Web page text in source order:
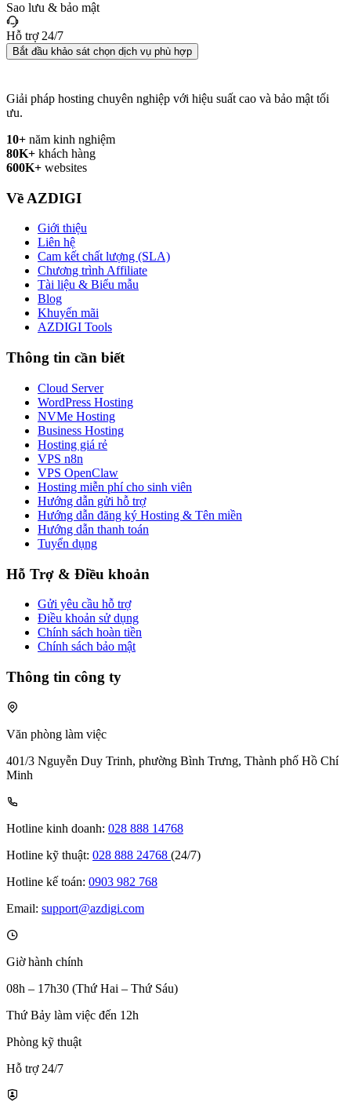
Sao lưu & bảo mật
Hỗ trợ 24/7
Bắt đầu khảo sát chọn dịch vụ phù hợp
Giải pháp hosting chuyên nghiệp với hiệu suất cao và bảo mật tối
ưu.
10+ năm kinh nghiệm
80K+ khách hàng
600K+ websites
Về AZDIGI
Giới thiệu
Liên hệ
Cam kết chất lượng (SLA)
Chương trình Affiliate
Tài liệu & Biểu mẫu
Blog
Khuyến mãi
AZDIGI Tools
Thông tin cần biết
Cloud Server
WordPress Hosting
NVMe Hosting
Business Hosting
Hosting giá rẻ
VPS n8n
VPS OpenClaw
Hosting miễn phí cho sinh viên
Hướng dẫn gửi hỗ trợ
Hướng dẫn đăng ký Hosting & Tên miền
Hướng dẫn thanh toán
Tuyển dụng
Hỗ Trợ & Điều khoản
Gửi yêu cầu hỗ trợ
Điều khoản sử dụng
Chính sách hoàn tiền
Chính sách bảo mật
Thông tin công ty
Văn phòng làm việc
401/3 Nguyễn Duy Trinh, phường Bình Trưng, Thành phố Hồ Chí
Minh
Hotline kinh doanh: 028 888 14768
Hotline kỹ thuật: 028 888 24768 (24/7)
Hotline kế toán: 0903 982 768
Email: support@azdigi.com
Giờ hành chính
08h – 17h30 (Thứ Hai – Thứ Sáu)
Thứ Bảy làm việc đến 12h
Phòng kỹ thuật
Hỗ trợ 24/7